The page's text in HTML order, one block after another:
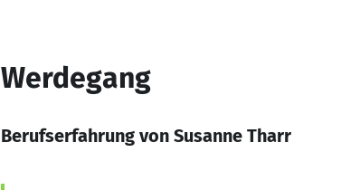
Werdegang
Berufserfahrung von Susanne Tharr